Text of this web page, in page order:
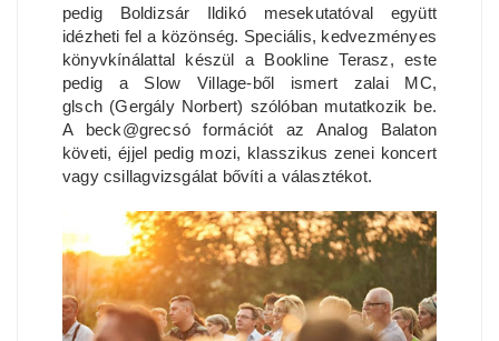
pedig Boldizsár Ildikó mesekutatóval együtt
idézheti fel a közönség. Speciális, kedvezményes
könyvkínálattal készül a Bookline Terasz, este
pedig a Slow Village-ből ismert zalai MC,
glsch (Gergály Norbert) szólóban mutatkozik be.
A beck@grecsó formációt az Analog Balaton
követi, éjjel pedig mozi, klasszikus zenei koncert
vagy csillagvizsgálat bővíti a választékot.